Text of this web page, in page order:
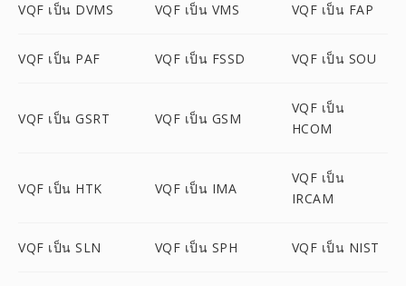
VQF เป็น DVMS VQF เป็น VMS VQF เป็น FAP
VQF เป็น PAF VQF เป็น FSSD VQF เป็น SOU
VQF เป็น GSRT VQF เป็น GSM
VQF เป็น
HCOM
VQF เป็น HTK VQF เป็น IMA
VQF เป็น
IRCAM
VQF เป็น SLN VQF เป็น SPH VQF เป็น NIST